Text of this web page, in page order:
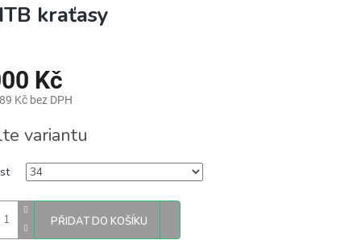
kraťasy
Kč
Kč bez DPH
variantu
PŘIDAT DO KOŠÍKU